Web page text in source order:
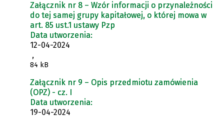
Załącznik nr 8 – Wzór informacji o przynależności
do tej samej grupy kapitałowej, o której mowa w
art. 85 ust.1 ustawy Pzp
Data utworzenia:
12-04-2024
,
84 kB
Załącznik nr 9 – Opis przedmiotu zamówienia
(OPZ) - cz. I
Data utworzenia:
19-04-2024